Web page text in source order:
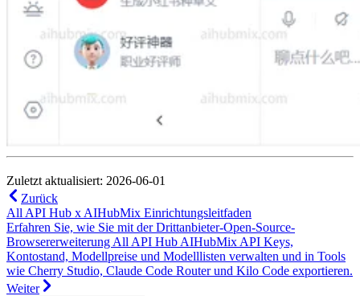
Zuletzt aktualisiert: 2026-06-01
Zurück
All API Hub x AIHubMix Einrichtungsleitfaden
Erfahren Sie, wie Sie mit der Drittanbieter-Open-Source-
Browsererweiterung All API Hub AIHubMix API Keys,
Kontostand, Modellpreise und Modelllisten verwalten und in Tools
wie Cherry Studio, Claude Code Router und Kilo Code exportieren.
Weiter